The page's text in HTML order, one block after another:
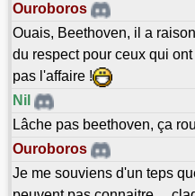
Ouroboros
Ouais, Beethoven, il a
du respect pour ceux qui
pas l'affaire !
Nil
Lâche pas beethoven, ça
Ouroboros
Je me souviens d'un teps